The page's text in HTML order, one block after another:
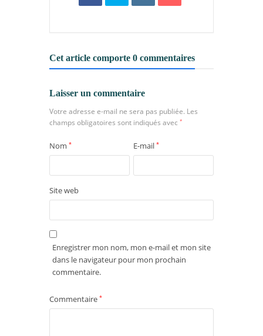
Cet article comporte 0 commentaires
Laisser un commentaire
Votre adresse e-mail ne sera pas publiée. Les
champs obligatoires sont indiqués avec *
Nom * E-mail *
Site web
Enregistrer mon nom, mon e-mail et mon site
dans le navigateur pour mon prochain
commentaire.
Commentaire *